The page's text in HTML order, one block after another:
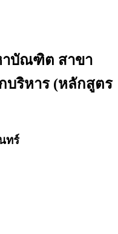
าบัณฑิต สาขา
บริหาร (หลักสูตร
ทร์